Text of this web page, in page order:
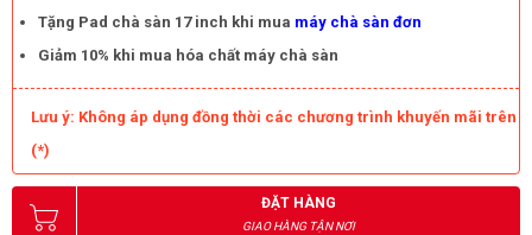
Tặng Pad chà sàn 17 inch khi mua máy chà sàn đơn
Giảm 10% khi mua hóa chất máy chà sàn
Lưu ý: Không áp dụng đồng thời các chương trình khuyến mãi trên
(*)
ĐẶT HÀNG
GIAO HÀNG TẬN NƠI